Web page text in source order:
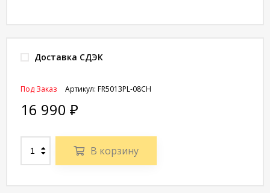
Доставка СДЭК
Артикул: FR5013PL-08CH
Под Заказ
16 990 ₽
В корзину